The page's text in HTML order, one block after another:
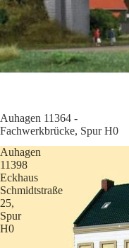
Sale
Auhagen 11364 -
Fachwerkbrücke, Spur H0
Auhagen
11398
Eckhaus
Schmidtstraße
25,
Spur
H0